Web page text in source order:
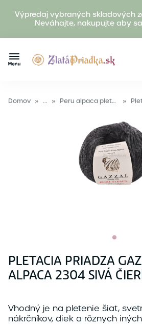
Výpredaj vybraných skladových
Neváhajte, nakupujte aby
Domov » ... » Peru alpaca pletacia vlna »
PLETACIA PRIADZA
ALPACA 2304 SIVÁ
Vhodný je na pletenie šiat,
nákrčníkov, diek a rôznych